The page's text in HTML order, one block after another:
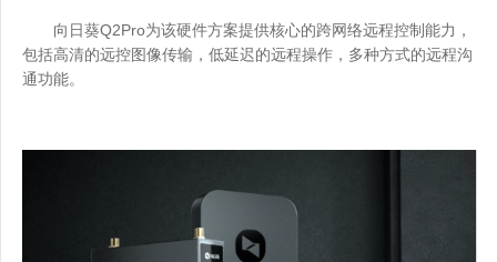
向日葵Q2Pro为该硬件方案提供核心的跨网络远程控制能力，
包括高清的远控图像传输，低延迟的远程操作，多种方式的远程沟
通功能。